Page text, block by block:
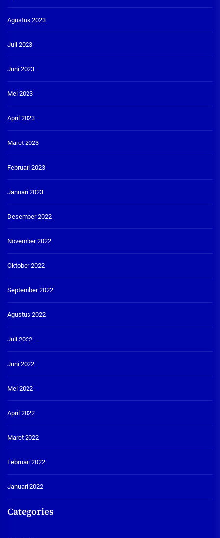
Agustus 2023
Juli 2023
Juni 2023
Mei 2023
April 2023
Maret 2023
Februari 2023
Januari 2023
Desember 2022
November 2022
Oktober 2022
September 2022
Agustus 2022
Juli 2022
Juni 2022
Mei 2022
April 2022
Maret 2022
Februari 2022
Januari 2022
Categories